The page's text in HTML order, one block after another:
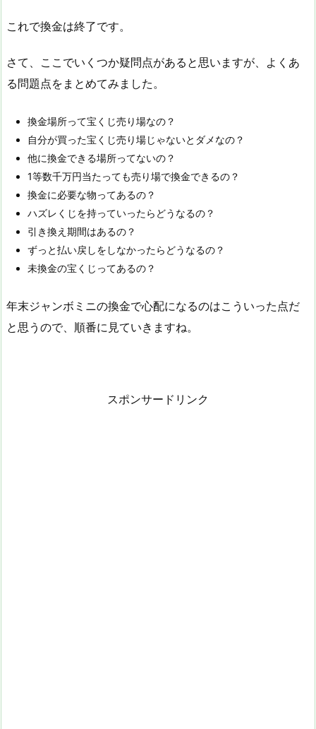
これで換金は終了です。
さて、ここでいくつか疑問点があると思いますが、よくあ
る問題点をまとめてみました。
換金場所って宝くじ売り場なの？
自分が買った宝くじ売り場じゃないとダメなの？
他に換金できる場所ってないの？
1等数千万円当たっても売り場で換金できるの？
換金に必要な物ってあるの？
ハズレくじを持っていったらどうなるの？
引き換え期間はあるの？
ずっと払い戻しをしなかったらどうなるの？
未換金の宝くじってあるの？
年末ジャンボミニの換金で心配になるのはこういった点だ
と思うので、順番に見ていきますね。
スポンサードリンク